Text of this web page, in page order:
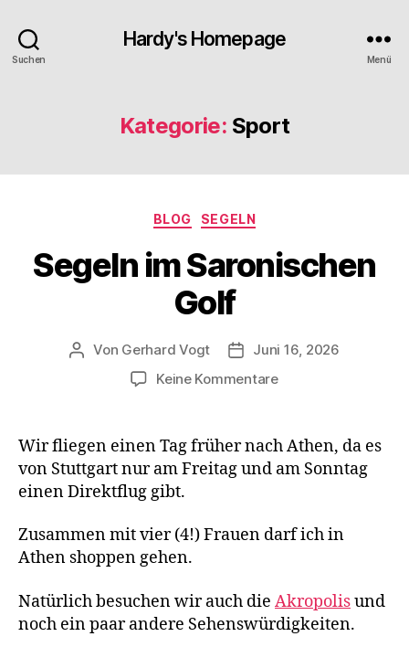
Suchen
Hardy's Homepage
Menü
Kategorie: Sport
Kategorien
BLOG SEGELN
Segeln im Saronischen
Golf
Beitragsautor
Von Gerhard Vogt Veröffentlichungsdatum
Juni 16, 2026
Keine Kommentarezu
Saronischen
Wir fliegen einen Tag früher nach Athen, da es
von Stuttgart nur am Freitag und am Sonntag
einen Direktflug gibt.
Zusammen mit vier (4!) Frauen darf ich in
Athen shoppen gehen.
Natürlich besuchen wir auch die Akropolisund
noch ein paar andere Sehenswürdigkeiten.